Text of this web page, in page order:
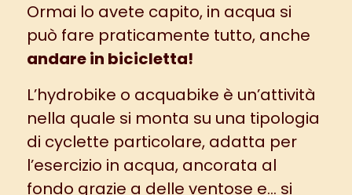
Ormai lo avete capito, in acqua si
può fare praticamente tutto, anche
andare in bicicletta!
L’hydrobike o acquabike è un’attività
nella quale si monta su una tipologia
di cyclette particolare, adatta per
l’esercizio in acqua, ancorata al
fondo grazie a delle ventose e… si